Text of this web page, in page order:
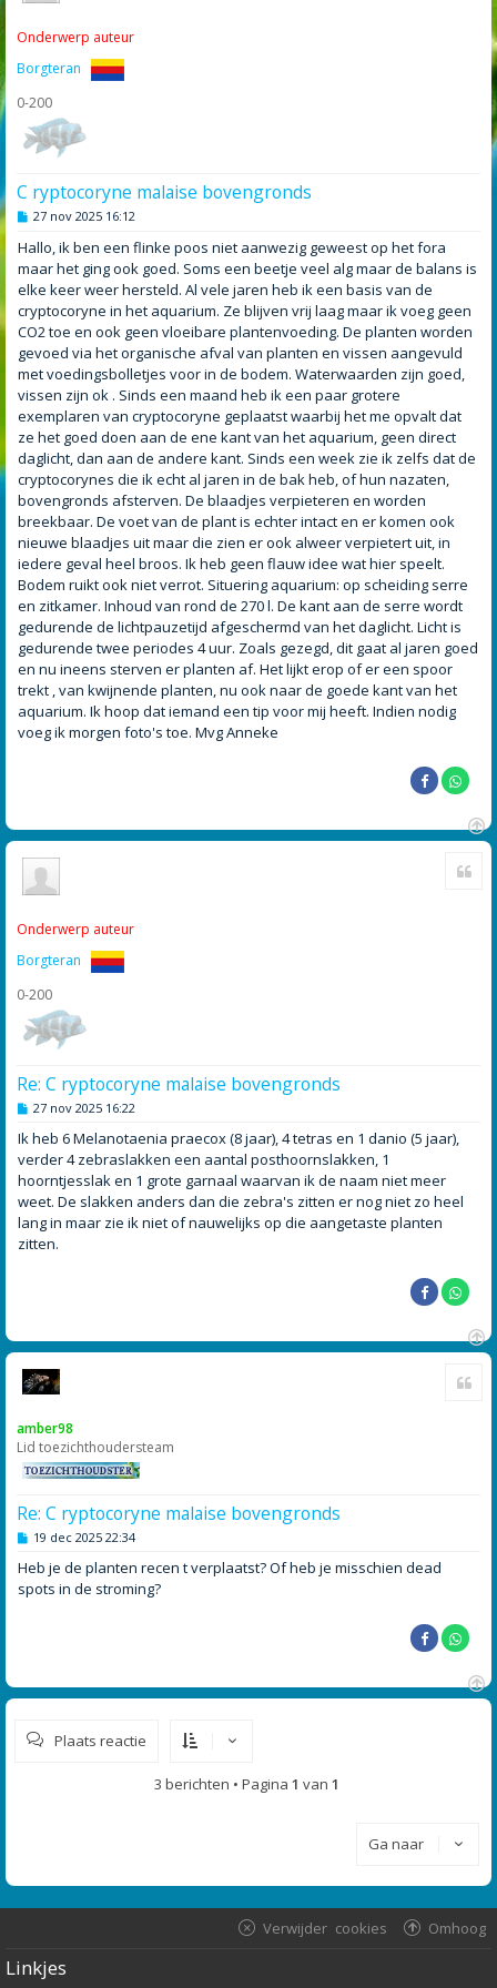
Onderwerp auteur
Borgteran
0-200
C ryptocoryne malaise bovengronds
B
r
i
c
h
27 nov 2025 16:12
Hallo, ik ben een flinke poos niet aanwezig geweest op het fora
maar het ging ook goed. Soms een beetje veel alg maar de balans is
elke keer weer hersteld. Al vele jaren heb ik een basis van de
cryptocoryne in het aquarium. Ze blijven vrij laag maar ik voeg geen
CO2 toe en ook geen vloeibare plantenvoeding. De planten worden
gevoed via het organische afval van planten en vissen aangevuld
met voedingsbolletjes voor in de bodem. Waterwaarden zijn goed,
vissen zijn ok . Sinds een maand heb ik een paar grotere
exemplaren van cryptocoryne geplaatst waarbij het me opvalt dat
ze het goed doen aan de ene kant van het aquarium, geen direct
daglicht, dan aan de andere kant. Sinds een week zie ik zelfs dat de
cryptocorynes die ik echt al jaren in de bak heb, of hun nazaten,
bovengronds afsterven. De blaadjes verpieteren en worden
breekbaar. De voet van de plant is echter intact en er komen ook
nieuwe blaadjes uit maar die zien er ook alweer verpietert uit, in
iedere geval heel broos. Ik heb geen flauw idee wat hier speelt.
Bodem ruikt ook niet verrot. Situering aquarium: op scheiding serre
en zitkamer. Inhoud van rond de 270 l. De kant aan de serre wordt
gedurende de lichtpauzetijd afgeschermd van het daglicht. Licht is
gedurende twee periodes 4 uur. Zoals gezegd, dit gaat al jaren goed
en nu ineens sterven er planten af. Het lijkt erop of er een spoor
trekt , van kwijnende planten, nu ook naar de goede kant van het
aquarium. Ik hoop dat iemand een tip voor mij heeft. Indien nodig
voeg ik morgen foto's toe. Mvg Anneke
O
Onderwerp auteur
Borgteran
0-200
Re: C ryptocoryne malaise bovengronds
B
r
c
h
27 nov 2025 16:22
Ik heb 6 Melanotaenia praecox (8 jaar), 4 tetras en 1 danio (5 jaar),
verder 4 zebraslakken een aantal posthoornslakken, 1
hoorntjesslak en 1 grote garnaal waarvan ik de naam niet meer
weet. De slakken anders dan die zebra's zitten er nog niet zo heel
lang in maar zie ik niet of nauwelijks op die aangetaste planten
zitten.
O
amber98
Lid toezichthoudersteam
Re: C ryptocoryne malaise bovengronds
B
r
i
c
19 dec 2025 22:34
Heb je de planten recen t verplaatst? Of heb je misschien dead
spots in de stroming?
O
Plaats reactie
3 berichten • Pagina 1 van 1
Ga naar
Omhoog
Verwijder cookies
Linkjes